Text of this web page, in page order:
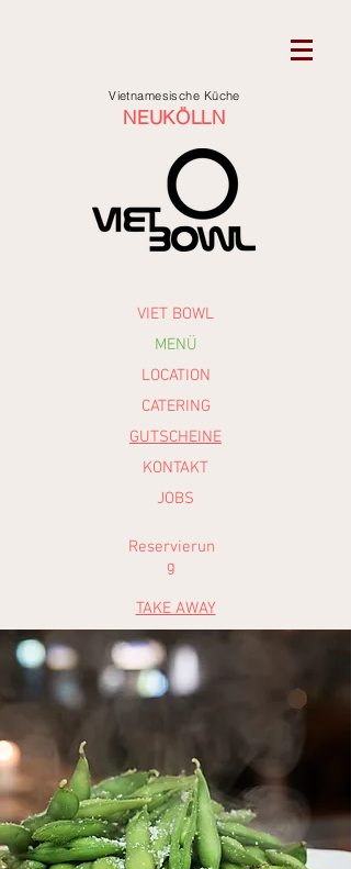
Vietnamesische Küche
NEUKÖLLN
VIET BOWL
MENÜ
LOCATION
CATERING
GUTSCHEINE
KONTAKT
JOBS
Reservierun
g
TAKE AWAY